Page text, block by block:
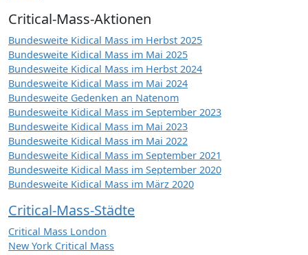
Critical-Mass-Aktionen
Bundesweite Kidical Mass im Herbst 2025
Bundesweite Kidical Mass im Mai 2025
Bundesweite Kidical Mass im Herbst 2024
Bundesweite Kidical Mass im Mai 2024
Bundesweite Gedenken an Natenom
Bundesweite Kidical Mass im September 2023
Bundesweite Kidical Mass im Mai 2023
Bundesweite Kidical Mass im Mai 2022
Bundesweite Kidical Mass im September 2021
Bundesweite Kidical Mass im September 2020
Bundesweite Kidical Mass im März 2020
Critical-Mass-Städte
Critical Mass London
New York Critical Mass